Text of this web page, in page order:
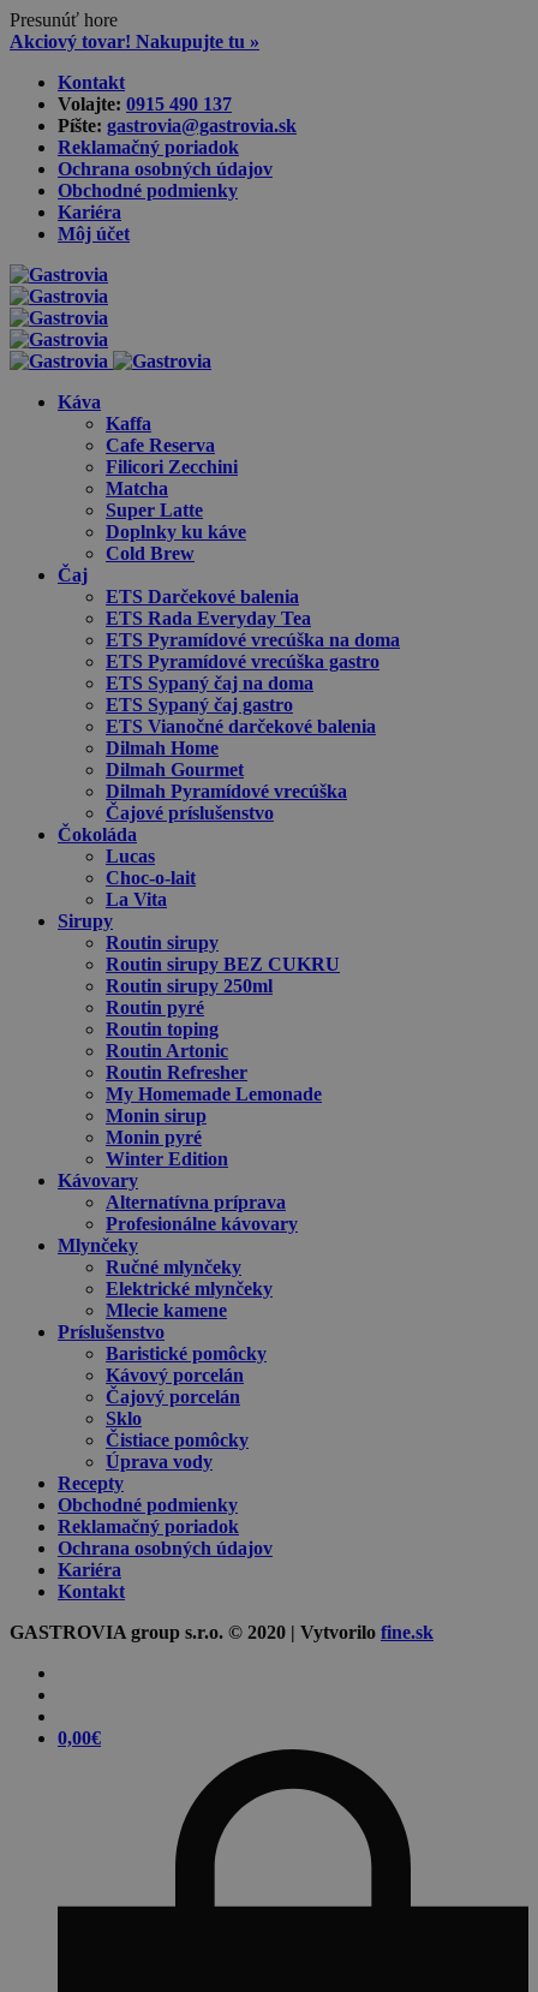
Presunúť hore
Akciový tovar! Nakupujte tu »
content
Kontakt
Volajte: 0915 490 137‬
Píšte: gastrovia@gastrovia.sk‬
Reklamačný poriadok
Ochrana osobných údajov
Obchodné podmienky
Kariéra
Môj účet
Káva
Kaffa
Cafe Reserva
Filicori Zecchini
Matcha
Super Latte
Doplnky ku káve
Cold Brew
Čaj
ETS Darčekové balenia
ETS Rada Everyday Tea
ETS Pyramídové vrecúška na doma
ETS Pyramídové vrecúška gastro
ETS Sypaný čaj na doma
ETS Sypaný čaj gastro
ETS Vianočné darčekové balenia
Dilmah Home
Dilmah Gourmet
Dilmah Pyramídové vrecúška
Čajové príslušenstvo
Čokoláda
Lucas
Choc-o-lait
La Vita
Sirupy
Routin sirupy
Routin sirupy BEZ CUKRU
Routin sirupy 250ml
Routin pyré
Routin toping
Routin Artonic
Routin Refresher
My Homemade Lemonade
Monin sirup
Monin pyré
Winter Edition
Kávovary
Alternatívna príprava
Profesionálne kávovary
Mlynčeky
Ručné mlynčeky
Elektrické mlynčeky
Mlecie kamene
Príslušenstvo
Baristické pomôcky
Kávový porcelán
Čajový porcelán
Sklo
Čistiace pomôcky
Úprava vody
Recepty
Obchodné podmienky
Reklamačný poriadok
Ochrana osobných údajov
Kariéra
Kontakt
GASTROVIA group s.r.o. © 2020 | Vytvorilo fine.sk
0,00€